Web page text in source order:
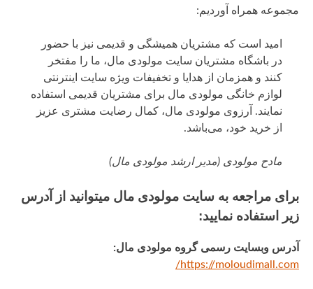
مجموعه همراه آوردیم:
امید است که مشتریان همیشگی و قدیمی نیز با حضور
در باشگاه مشتریان سایت مولودی مال، ما را مفتخر
کنند و همزمان از هدایا و تخفیفات ویژه سایت اینترنتی
لوازم خانگی مولودی مال برای مشتریان قدیمی استفاده
نمایند. آرزوی مولودی مال، کمال رضایت مشتری عزیز
از خرید خود، می‌باشد.
مادح مولودی (مدیر ارشد مولودی مال)
برای مراجعه به سایت مولودی مال میتوانید از آدرس
زیر استفاده نمایید:
آدرس وبسایت رسمی گروه مولودی مال:
https://moloudimall.com/